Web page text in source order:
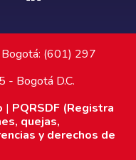
Bogotá: (601) 297
- Bogotá D.C.
| PQRSDF (Registra
quejas,
y derechos de